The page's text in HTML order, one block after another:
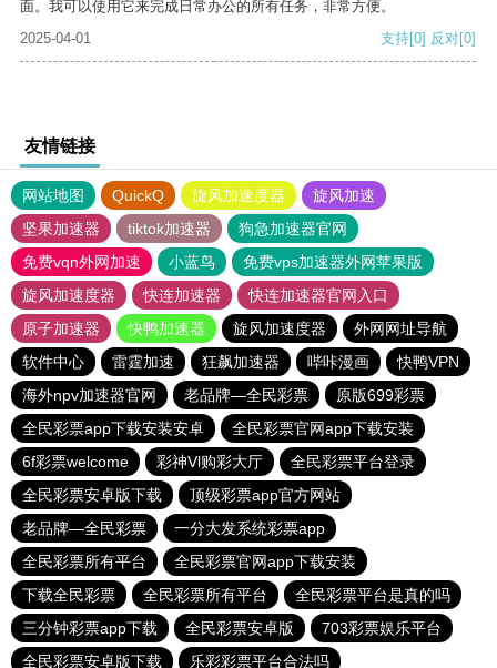
面。我可以使用它来完成日常办公的所有任务，非常方便。
2025-04-01
支持[0] 反对[0]
友情链接
网站地图 QuickQ 旋风加速度器
旋风加速
坚果加速器
tiktok加速器
狗急加速器官网
免费vqn外网加速
小蓝鸟
免费vps加速器外网苹果版
旋风加速度器
快连加速器
快连加速器官网入口
原子加速器
快鸭加速器 旋风加速度器
外网网址导航
软件中心
雷霆加速 狂飙加速器 哔咔漫画
快鸭VPN
海外npv加速器官网
老品牌—全民彩票
原版699彩票
全民彩票app下载安装安卓
全民彩票官网app下载安装
6f彩票welcome
彩神Vl购彩大厅
全民彩票平台登录
全民彩票安卓版下载
顶级彩票app官方网站
老品牌—全民彩票
一分大发系统彩票app
全民彩票所有平台
全民彩票官网app下载安装
下载全民彩票
全民彩票所有平台
全民彩票平台是真的吗
三分钟彩票app下载
全民彩票安卓版
703彩票娱乐平台
全民彩票安卓版下载
乐彩彩票平台合法吗